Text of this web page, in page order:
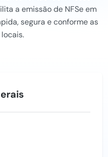
a emissão de NFSe em
segura e conforme as